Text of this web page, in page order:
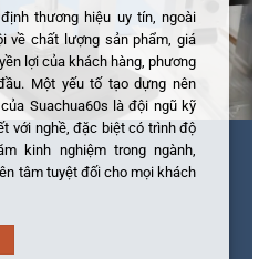
thương hiệu uy tín, ngoài
về chất lượng sản phẩm, giá
lợi của khách hàng, phương
Một yếu tố tạo dựng nên
Suachua60s là đội ngũ kỹ
với nghề, đặc biệt có trình độ
kinh nghiệm trong ngành,
tâm tuyệt đối cho mọi khách